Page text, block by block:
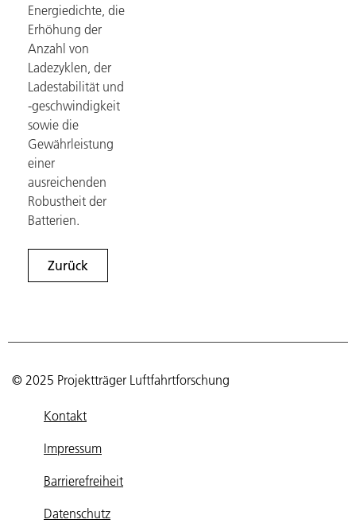
Energiedichte, die
Erhöhung der
Anzahl von
Ladezyklen, der
Ladestabilität und
-geschwindigkeit
sowie die
Gewährleistung
einer
ausreichenden
Robustheit der
Batterien.
Zurück
© 2025 Projektträger Luftfahrtforschung
Kontakt
Impressum
Barrierefreiheit
Datenschutz